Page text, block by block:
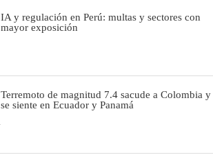
IA y regulación en Perú: multas y sectores con
mayor exposición
Terremoto de magnitud 7.4 sacude a Colombia y
se siente en Ecuador y Panamá